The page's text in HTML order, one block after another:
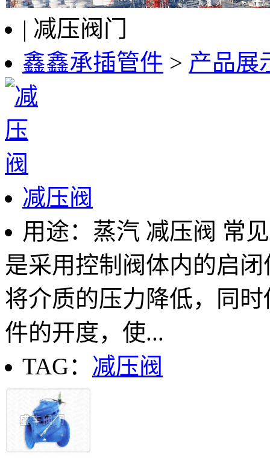
| 减压阀门
鑫鑫承插管件 > 产品展
减压阀
用途：蒸汽 减压阀 常
是采用控制阀体内的启
将介质的压力降低，同
件的开度，使...
TAG： 减压阀